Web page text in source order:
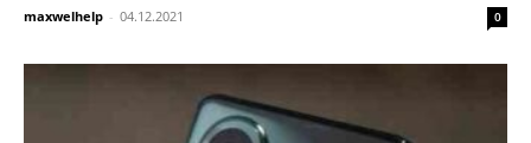
maxwelhelp - 04.12.2021 0